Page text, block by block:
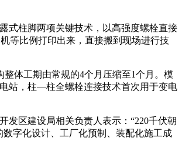
式柱脚两项关键技术，以高强度螺栓直接
等比例打印出来，直接搬到现场进行技
体工期由常规的4个月压缩至1个月。模
站，柱—柱全螺栓连接技术首次用于变电
发区建设局相关负责人表示：“220千伏朝
字化设计、工厂化预制、装配化施工成